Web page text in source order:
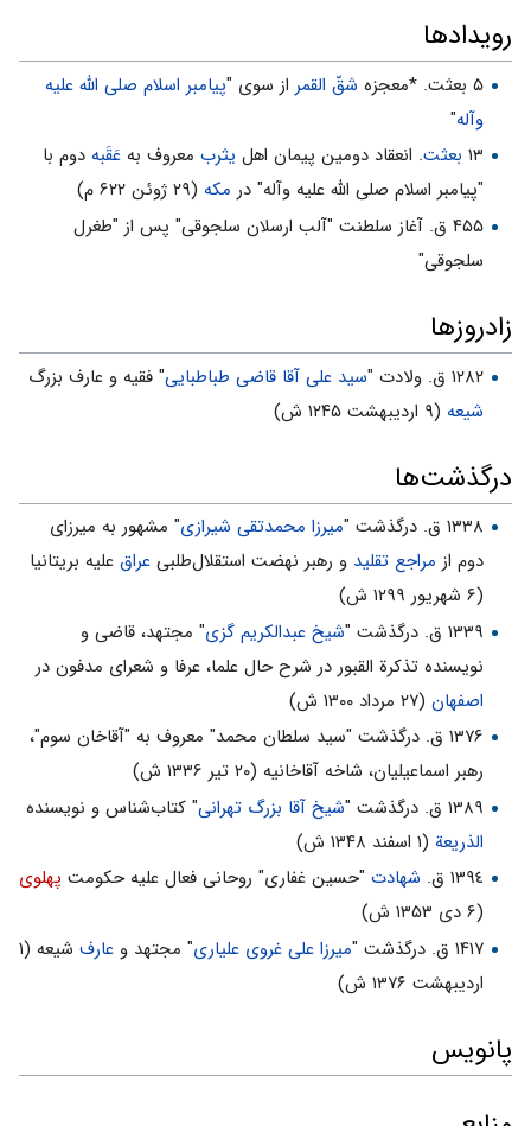
رویدادها
۵ بعثت. *معجزه شقّ القمر از سوی "پیامبر اسلام صلی الله علیه
وآله"
۱۳ بعثت. انعقاد دومین پیمان اهل یثربمعروف به عَقَبه‏دوم با
"پیامبر اسلام صلی الله علیه وآله" در مکه(۲۹ ژوئن ۶۲۲ م)
۴۵۵ ق. آغاز سلطنت "آلب ارسلان سلجوقی" پس از "طغرل
سلجوقی"
زادروزها
۱۲۸۲ ق. ولادت " سید علی آقا قاضی طباطبایی" فقیه و عارف بزرگ
شیعه(۹ اردیبهشت ۱۲۴۵ ش)
درگذشت‌ها
۱۳۳۸ ق. درگذشت " میرزا محمدتقی شیرازی" مشهور به میرزای
دوم از مراجع تقلید و رهبر نهضت استقلال‌طلبی عراقعلیه بریتانیا
(۶ شهریور ١۲۹۹ ش)
۱۳۳۹ ق. درگذشت "
شیخ عبدالکریم گزی" مجتهد، قاضی و
نویسنده تذکرة القبور در شرح حال علما، عرفا و شعرای مدفون در
اصفهان(۲۷ مرداد ۱۳۰۰ ش)
۱۳۷۶ ق. درگذشت "سید سلطان محمد" معروف به "آقاخان سوم"،
رهبر اسماعیلیان، شاخه آقاخانیه (۲۰ تیر ۱۳۳۶ ش)
۱۳۸۹ ق. درگذشت "
شیخ آقا بزرگ تهرانی" کتاب‌شناس و نویسنده
الذریعة(۱ اسفند ۱۳۴۸ ش)
١٣٩٤ ق.
شهادت"حسین غفاری" روحانی فعال علیه حکومت پهلوی
(۶ دی ۱۳۵۳ ش)
۱۴۱۷ ق. درگذشت "
میرزا علی غروی علیاری" مجتهد و عارف
شیعه (۱
اردیبهشت ۱۳۷۶ ش)
پانویس